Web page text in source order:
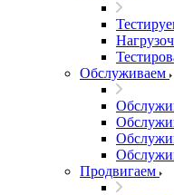
Обслуживаем
Продвигаем